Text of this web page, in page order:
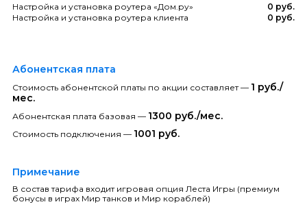
Настройка и установка роутера «Дом.ру»
0 руб.
Настройка и установка роутера клиента
0 руб.
Абонентская плата
Стоимость абонентской платы по акции составляет — 1 руб./
мес.
Абонентская плата базовая — 1300 руб./мес.
Стоимость подключения — 1001 руб.
Примечание
В состав тарифа входит игровая опция Леста Игры (премиум
бонусы в играх Мир танков и Мир кораблей)